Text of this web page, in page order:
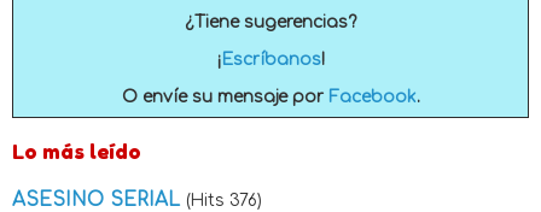
¿Tiene sugerencias?
¡ Escríbanos!
O envíe su mensaje por Facebook.
Lo más leído
ASESINO SERIAL (Hits 376)